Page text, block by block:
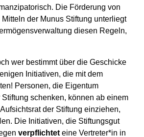
Die Förderung von
der Munus Stiftung unterliegt
diesen Regeln,
wer bestimmt über die Geschicke
Initiativen, die mit dem
Personen, die Eigentum
schenken, können ab einem
der Stiftung einziehen,
Die Initiativen, die Stiftungsgut
verpflichtet eine Vertreter*in in